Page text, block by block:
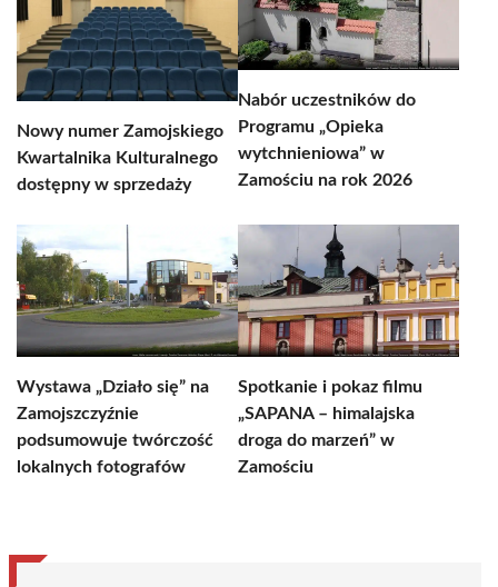
Nowy numer Zamojskiego
Kwartalnika Kulturalnego
dostępny w sprzedaży
Nabór uczestników do
Programu „Opieka
wytchnieniowa” w
Zamościu na rok 2026
Wystawa „Działo się” na
Zamojszczyźnie
podsumowuje twórczość
lokalnych fotografów
Spotkanie i pokaz filmu
„SAPANA – himalajska
droga do marzeń” w
Zamościu